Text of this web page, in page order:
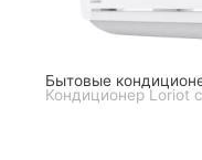
Бытовые
Кондиционер Loriot